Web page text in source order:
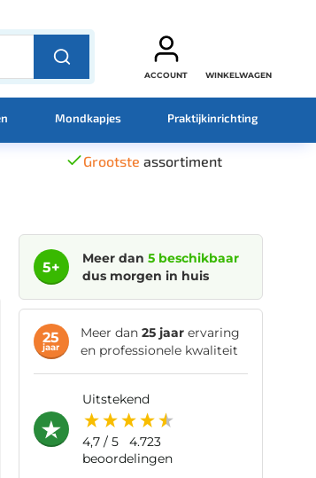
ACCOUNT WINKELWAGEN
Mondkapjes Praktijkinrichting
Grootste assortiment
5+
Meer dan 5 beschikbaar
dus morgen in huis
25
jaar
Meer dan 25 jaarervaring
en professionele kwaliteit
uitstekend
4,7/ 5
4.723
beoordelingen